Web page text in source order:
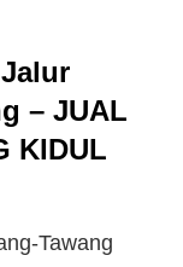
– JUAL
KIDUL
Tawang